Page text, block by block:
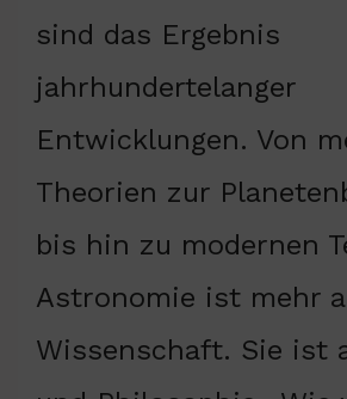
sind das Ergebnis
jahrhundertelanger
Entwicklungen. Von
Theorien zur
bis hin zu modernen
Astronomie ist mehr
Wissenschaft. Sie ist